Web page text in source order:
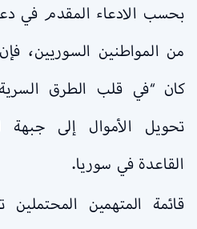
بحسب الادعاء المقدم في
من المواطنين السوريين،
كان “في قلب الطرق
تحويل الأموال إلى جبهة
القاعدة في سوريا.
قائمة المتهمين